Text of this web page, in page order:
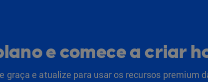
e comece a criar
graça e atualize para usar os recursos premium